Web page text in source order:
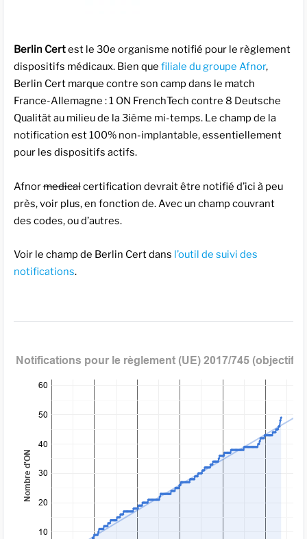
Berlin Certest le 30e organisme notifié pour le règlement
dispositifs médicaux. Bien que filiale du groupe Afnor,
Berlin Cert marque contre son camp dans le match
France-Allemagne : 1 ON FrenchTech contre 8 Deutsche
Qualität au milieu de la 3ième mi-temps. Le champ de la
notification est 100% non-implantable, essentiellement
pour les dispositifs actifs.
Afnormedicalcertification devrait être notifié d’ici à peu
près, voir plus, en fonction de. Avec un champ couvrant
des codes, ou d’autres.
Voir le champ de Berlin Cert dans l’outil de suivi des
notifications.